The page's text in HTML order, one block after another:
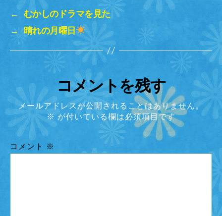
←
むかしのドラマを見た
→
晴れの月曜日
コメントを残す
メールアドレスが公開されることはありません。
※が付いている欄は必須項目です
コメント ※